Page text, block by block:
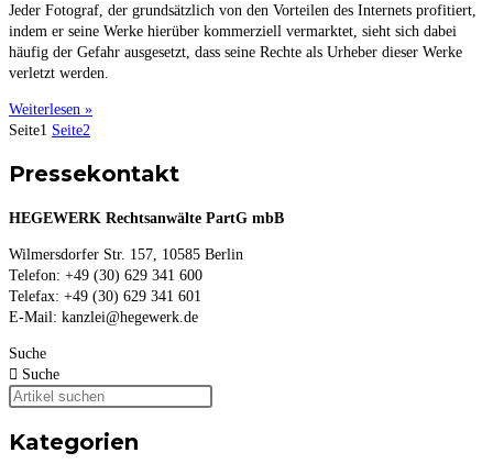
Jeder Fotograf, der grundsätzlich von den Vorteilen des Internets profitiert,
indem er seine Werke hierüber kommerziell vermarktet, sieht sich dabei
häufig der Gefahr ausgesetzt, dass seine Rechte als Urheber dieser Werke
verletzt werden.
Weiterlesen »
Seite1 Seite2
Pressekontakt
HEGEWERK Rechtsanwälte PartG mbB
Wilmersdorfer Str. 157, 10585 Berlin
Telefon: +49 (30) 629 341 600
Telefax: +49 (30) 629 341 601
E-Mail: kanzlei@hegewerk.de
Suche
Suche
Kategorien